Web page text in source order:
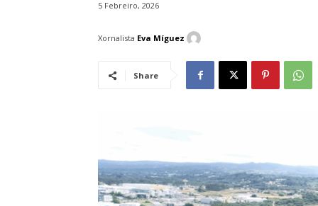
5 Febreiro, 2026
Xornalista Eva Míguez
Share